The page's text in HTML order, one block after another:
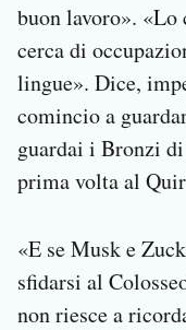
buon lavoro». «Lo
cerca di
lingue». Dice,
comincio a
guardai i Bronzi
prima volta al
«E se Musk e
sfidarsi al
non riesce a